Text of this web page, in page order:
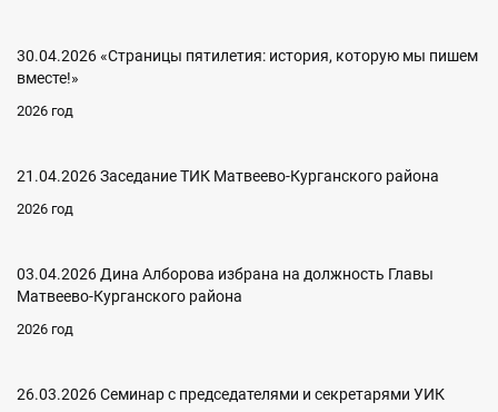
30.04.2026 «Страницы пятилетия: история, которую мы пишем
вместе!»
2026 год
21.04.2026 Заседание ТИК Матвеево-Курганского района
2026 год
03.04.2026 Дина Алборова избрана на должность Главы
Матвеево-Курганского района
2026 год
26.03.2026 Семинар с председателями и секретарями УИК